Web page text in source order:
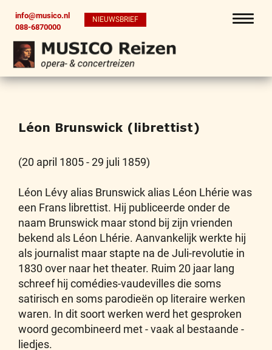
info@musico.nl
088-6870000
NIEUWSBRIEF
Léon Brunswick (librettist)
(20 april 1805 - 29 juli 1859)
Léon Lévy alias Brunswick alias Léon Lhérie was
een Frans librettist. Hij publiceerde onder de
naam Brunswick maar stond bij zijn vrienden
bekend als Léon Lhérie. Aanvankelijk werkte hij
als journalist maar stapte na de Juli-revolutie in
1830 over naar het theater. Ruim 20 jaar lang
schreef hij comédies-vaudevilles die soms
satirisch en soms parodieën op literaire werken
waren. In dit soort werken werd het gesproken
woord gecombineerd met - vaak al bestaande -
liedjes.